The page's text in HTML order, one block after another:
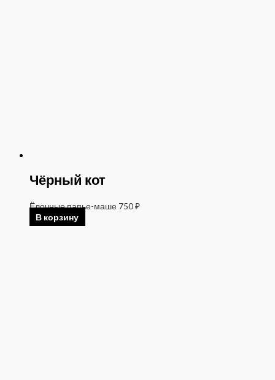
Чёрный кот
Ёлочные папье-маше 750₽
В корзину